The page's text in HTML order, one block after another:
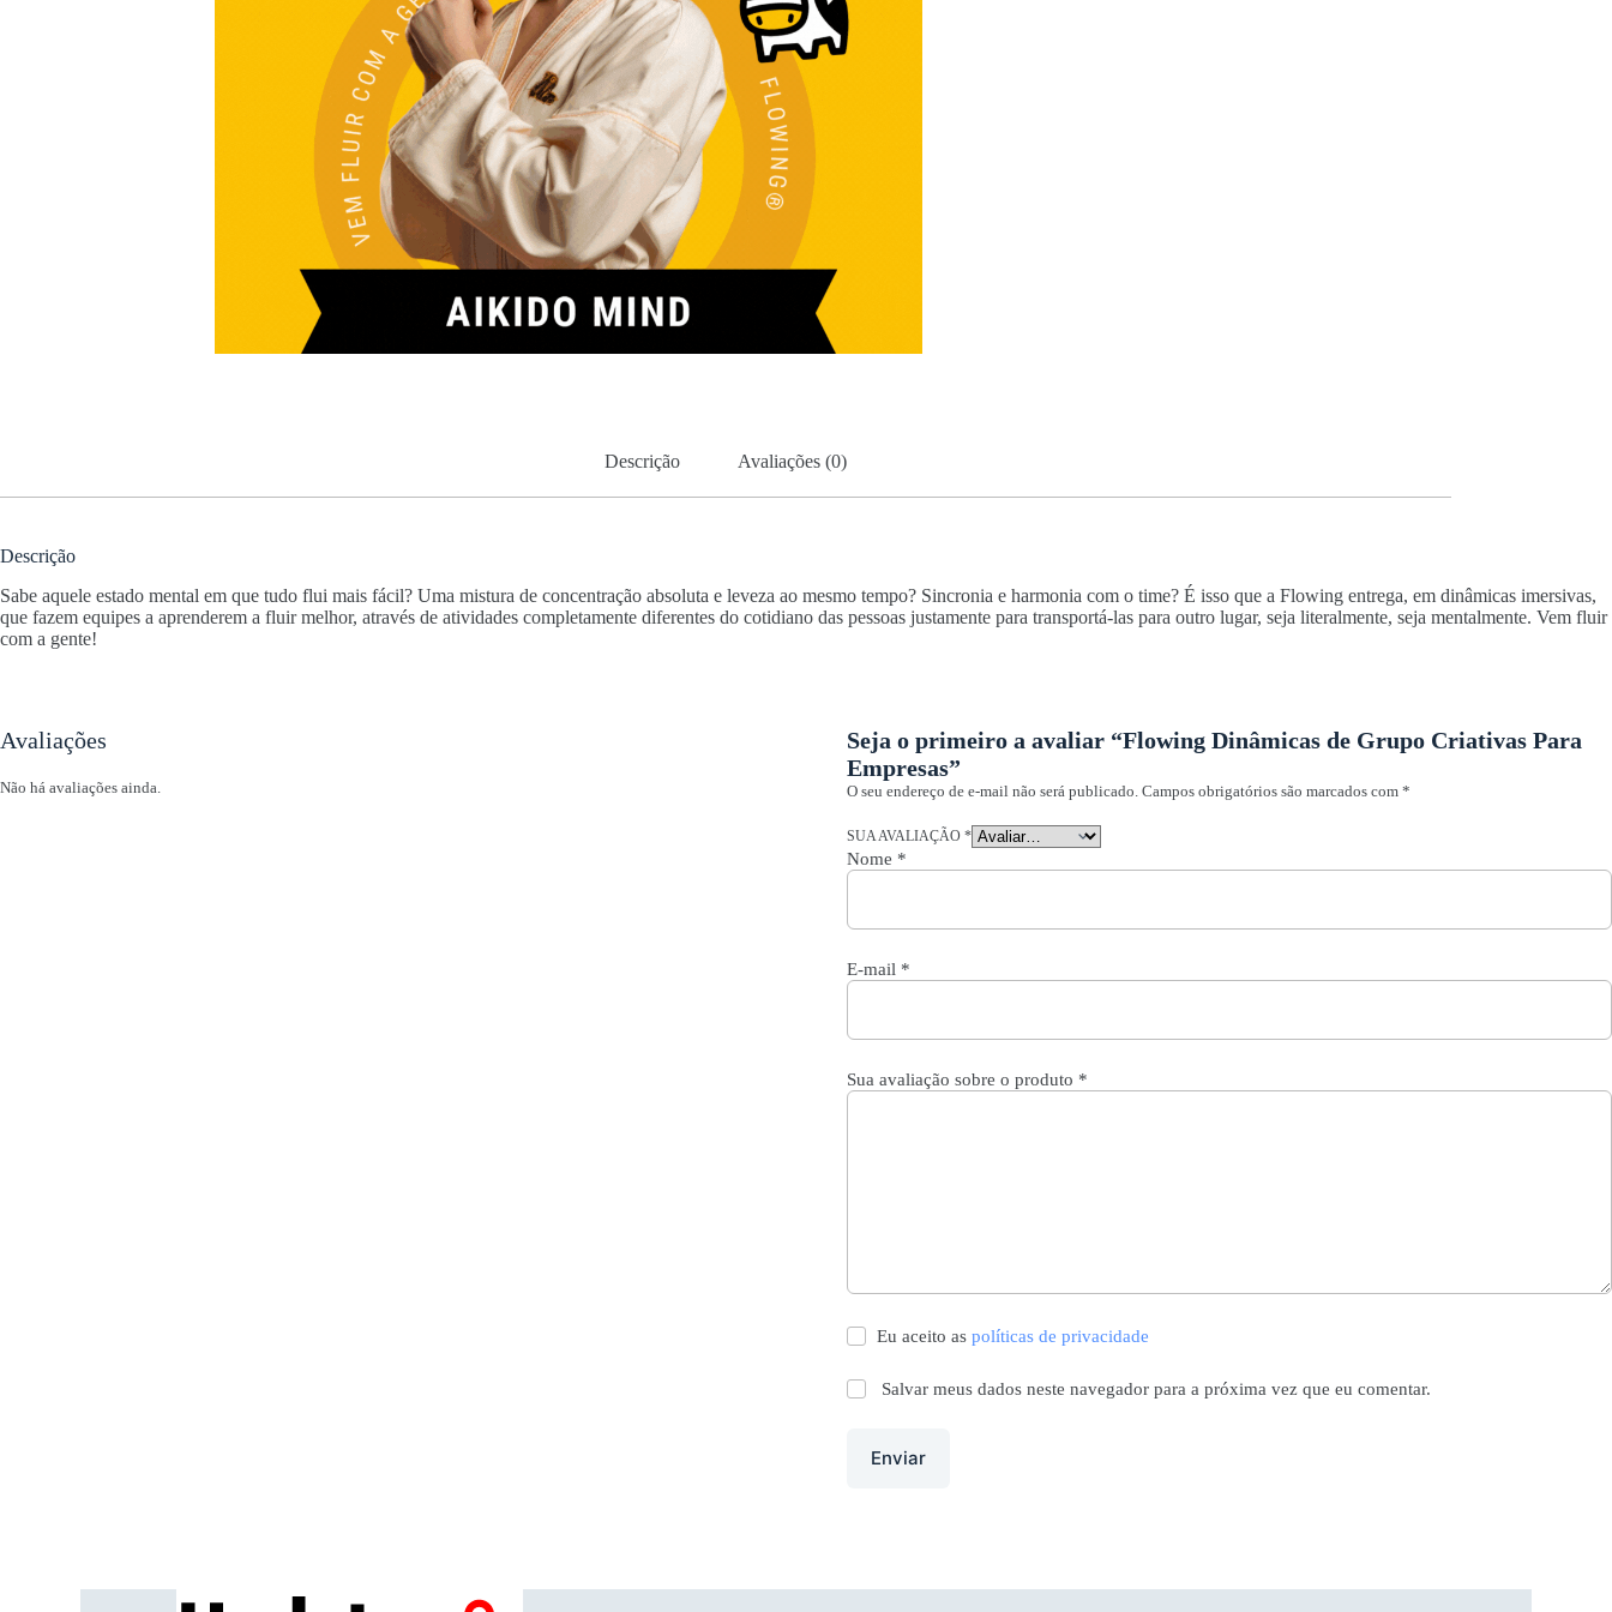
Descrição Avaliações (0)
Descrição
Sabe aquele estado mental em que tudo flui mais fácil? Uma mistura de concentração absoluta e leveza ao mesmo tempo? Sincronia e harmonia com o time? É isso que a Flowing entrega, em dinâmicas imersivas,
que fazem equipes a aprenderem a fluir melhor, através de atividades completamente diferentes do cotidiano das pessoas justamente para transportá-las para outro lugar, seja literalmente, seja mentalmente. Vem fluir
com a gente!
Avaliações
Não há avaliações ainda.
Seja o primeiro a avaliar “Flowing Dinâmicas de Grupo Criativas Para
Empresas”
O seu endereço de e-mail não será publicado. Campos obrigatórios são marcados com *
SUA AVALIAÇÃO *
Nome *
E-mail *
Sua avaliação sobre o produto *
Eu aceito as políticas de privacidade
Salvar meus dados neste navegador para a próxima vez que eu comentar.
Enviar